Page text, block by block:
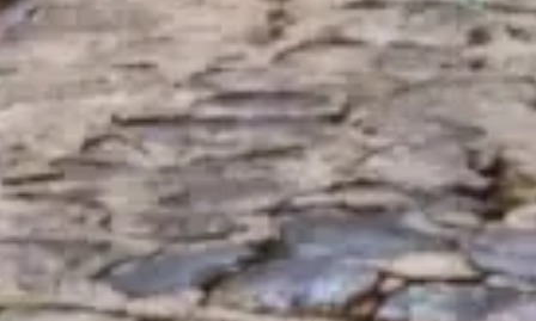
Guia do Cartão Turístico de Lisboa
Informação prática e independente sobre o Cartão Turístico de
Lisboa — o que inclui, dicas de ativação e formas inteligentes de
planear os seus dias na cidade.
2026
Este site é independente e não está oficialmente afiliado à
companhia municipal de transportes, aos museus ou aos organismos
oficiais de turismo.
Este site lisboncard.pt é uma plataforma de informação independente
dedicada a Cartão Turístico de Lisboa.
Cada marca registrada ou marca comercial pertence ao seu
respectivo proprietário. Para dúvidas sobre ingressos, consulte
diretamente os fornecedores oficiais. Para outras questões, escreva
um e-mail para: Fale conosco